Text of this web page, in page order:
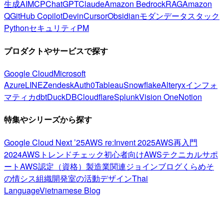
生成AIMCPChatGPTClaudeAmazon BedrockRAGAmazon
QGitHub CopilotDevinCursorObsidianモダンデータスタック
PythonセキュリティPM
プロダクトやサービスで探す
Google CloudMicrosoft
AzureLINEZendeskAuth0TableauSnowflakeAlteryxインフォ
マティカdbtDuckDBCloudflareSplunkVision OneNotion
特集やシリーズから探す
Google Cloud Next ’25AWS re:Invent 2025AWS再入門
2024AWSトレンドチェック初心者向けAWSテクニカルサポ
ートAWS認定（資格） 製造業関連ジョインブログくらめそ
の情シス組織開発室の活動デザインThai
LanguageVietnamese Blog